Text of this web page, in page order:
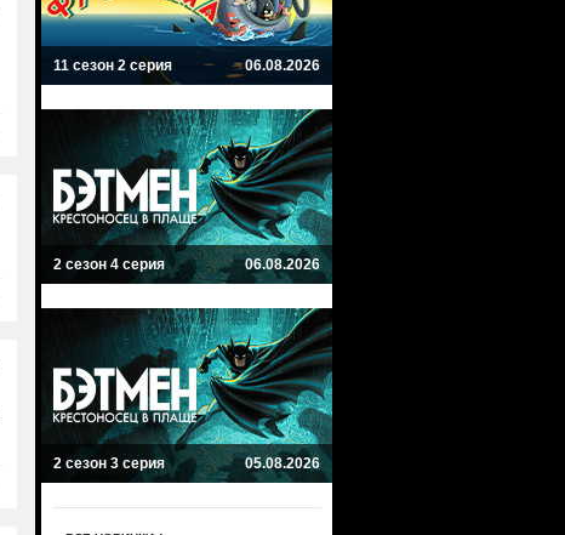
11 сезон 2 серия 06.08.2026
2 сезон 4 серия 06.08.2026
2 сезон 3 серия 05.08.2026